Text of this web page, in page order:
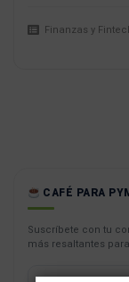
Finanzas y
CAFÉ PARA
Suscríbete con tu
más resaltantes